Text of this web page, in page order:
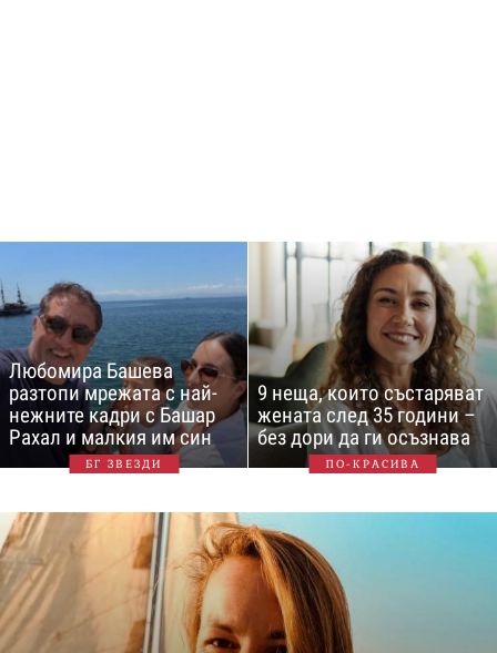
Любомира Башева
разтопи мрежата с най-
нежните кадри с Башар
Рахал и малкия им син
БГ ЗВЕЗДИ
9 неща, които състаряват
жената след 35 години –
без дори да ги осъзнава
ПО-КРАСИВА